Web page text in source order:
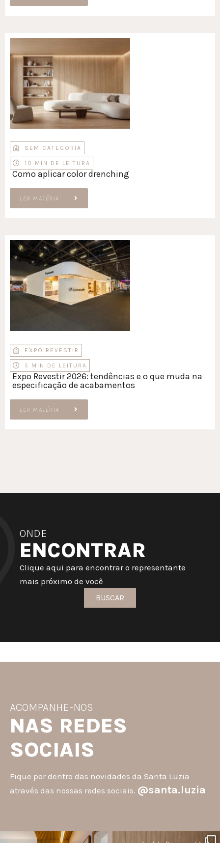
SEM CATEGORIA
10 MIN DE LEITURA
Como aplicar color drenching
LER MATÉRIA
EXPO REVESTIR
5 MIN DE LEITURA
Expo Revestir 2026: tendências e o que muda na
especificação de acabamentos
LER MATÉRIA
ONDE
ENCONTRAR
Clique aqui para encontrar o representante
mais próximo de você
BUSCAR
ACOMPANHE-NOS
NAS REDES
SOCIAIS
Fique por dentro das novidades da Santa Luzia
através das nossas redes sociais. @santa.luzia
santa.luzia